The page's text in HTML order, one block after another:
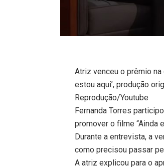
Atriz venceu o prêmio na
estou aqui’, produção
Reprodução/Youtube
Fernanda Torres
promover o filme “Ainda
Durante a entrevista, a
como precisou passar
A atriz explicou para o